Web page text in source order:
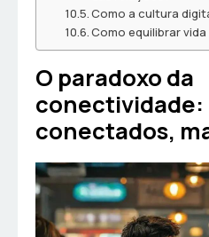
Como a cultura
Como equilibrar
O paradoxo da
conectividade:
conectados,